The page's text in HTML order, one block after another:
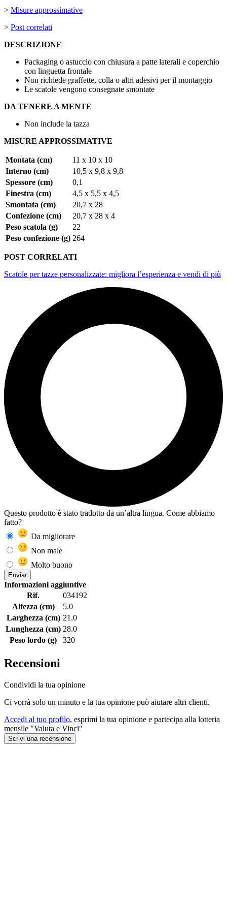
> Misure approssimative
> Post correlati
DESCRIZIONE
Packaging o astuccio con chiusura a patte laterali e coperchio
con linguetta frontale
Non richiede graffette, colla o altri adesivi per il montaggio
Le scatole vengono consegnate smontate
DA TENERE A MENTE
Non include la tazza
MISURE APPROSSIMATIVE
Montata (cm)
11 x 10 x 10
Interno (cm)
10,5 x 9,8 x 9,8
Spessore (cm)
0,1
Finestra (cm)
4,5 x 5,5 x 4,5
Smontata (cm)
20,7 x 28
Confezione (cm)
20,7 x 28 x 4
Peso scatola (g)
22
Peso confezione (g) 264
POST CORRELATI
Scatole per tazze personalizzate: migliora l’esperienza e vendi di più
Questo prodotto è stato tradotto da un’altra lingua. Come abbiamo
fatto?
Da migliorare
Non male
Molto buono
Enviar
Informazioni aggiuntive
Rif.
034192
Altezza (cm)
5.0
Larghezza (cm) 21.0
Lunghezza (cm) 28.0
Peso lordo (g)
320
Recensioni
Condividi la tua opinione
Ci vorrà solo un minuto e la tua opinione può aiutare altri clienti.
Accedi al tuo profilo, esprimi la tua opinione e partecipa alla lotteria
mensile "Valuta e Vinci"
Scrivi una recensione